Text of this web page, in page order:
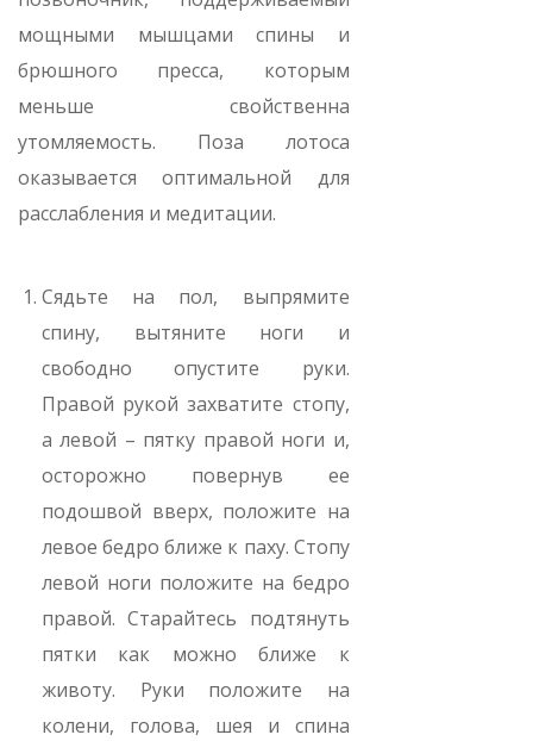
мощными мышцами спины и
брюшного пресса, которым
меньше свойственна
утомляемость. Поза лотоса
оказывается оптимальной для
расслабления и медитации.
Сядьте на пол, выпрямите
спину, вытяните ноги и
свободно опустите руки.
Правой рукой захватите стопу,
а левой – пятку правой ноги и,
осторожно повернув ее
подошвой вверх, положите на
левое бедро ближе к паху. Стопу
левой ноги положите на бедро
правой. Старайтесь подтянуть
пятки как можно ближе к
животу. Руки положите на
колени, голова, шея и спина